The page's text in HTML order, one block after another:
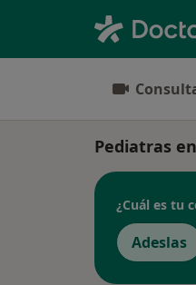
Pediatras
¿Cuál es tu
Adeslas